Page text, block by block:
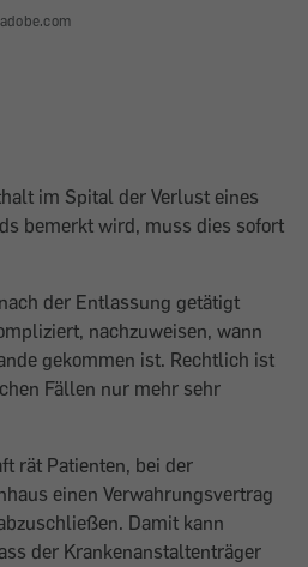
im Spital der Verlust eines
bemerkt wird, muss dies sofort
der Entlassung getätigt
nachzuweisen, wann
gekommen ist. Rechtlich ist
Fällen nur mehr sehr
rät Patienten, bei der
einen Verwahrungsvertrag
Damit kann
der Krankenanstaltenträger